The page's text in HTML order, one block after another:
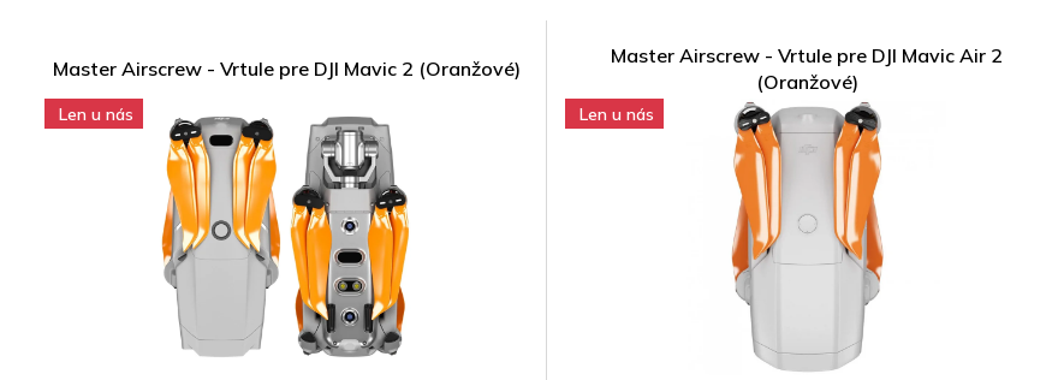
Master Airscrew - Vrtule pre DJI Mavic 2 (Oranžové)
Len u nás
Master Airscrew - Vrtule pre DJI Mavic Air 2
(Oranžové)
Len u nás